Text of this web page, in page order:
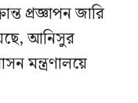
প্রজ্ঞাপন জারি
আনিসুর
মন্ত্রণালয়ে